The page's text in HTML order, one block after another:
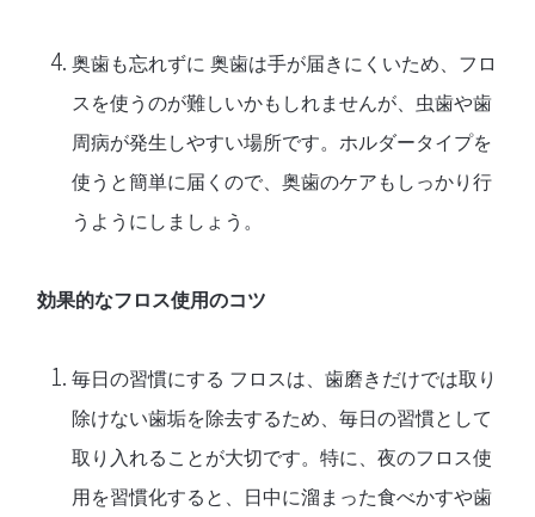
奥歯も忘れずに 奥歯は手が届きにくいため、フロ
スを使うのが難しいかもしれませんが、虫歯や歯
周病が発生しやすい場所です。ホルダータイプを
使うと簡単に届くので、奥歯のケアもしっかり行
うようにしましょう。
効果的なフロス使用のコツ
毎日の習慣にする フロスは、歯磨きだけでは取り
除けない歯垢を除去するため、毎日の習慣として
取り入れることが大切です。特に、夜のフロス使
用を習慣化すると、日中に溜まった食べかすや歯